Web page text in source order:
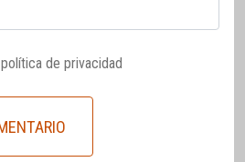
política de privacidad